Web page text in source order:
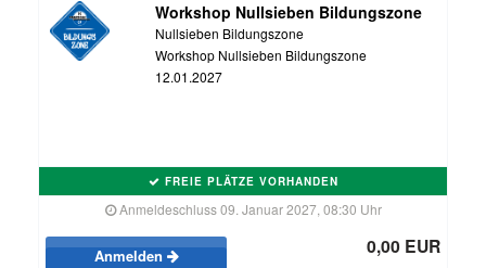
Workshop Nullsieben Bildungszone
Nullsieben Bildungszone
Workshop Nullsieben Bildungszone
12.01.2027
FREIE PLÄTZE VORHANDEN
Anmeldeschluss 09. Januar 2027, 08:30 Uhr
Anmelden 0,00 EUR